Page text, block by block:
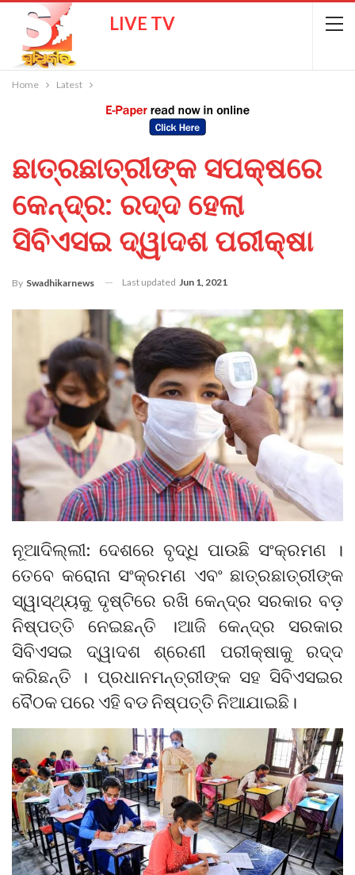
LIVE TV
Home Latest
ଛାତ୍ରଛାତ୍ରୀଙ୍କ ସପକ୍ଷରେ
କେନ୍ଦ୍ର: ରଦ୍ଦ ହେଲା
ସିବିଏସଇ ଦ୍ୱାଦଶ ପରୀକ୍ଷା
By Swadhikarnews Last updated Jun 1, 2021
ନୂଆଦିଲ୍ଲୀ: ଦେଶରେ ବୃଦ୍ଧି ପାଉଛି ସଂକ୍ରମଣ ।
ତେବେ କରୋନା ସଂକ୍ରମଣ ଏବଂ ଛାତ୍ରଛାତ୍ରୀଙ୍କ
ସ୍ୱାସ୍ଥ୍ୟକୁ ଦୃଷ୍ଟିରେ ରଖି କେନ୍ଦ୍ର ସରକାର ବଡ଼
ନିଷ୍ପତ୍ତି ନେଇଛନ୍ତି ।ଆଜି କେନ୍ଦ୍ର ସରକାର
ସିବିଏସଇ ଦ୍ୱାଦଶ ଶ୍ରେଣୀ ପରୀକ୍ଷାକୁ ରଦ୍ଦ
କରିଛନ୍ତି । ପ୍ରଧାନମନ୍ତ୍ରୀଙ୍କ ସହ ସିବିଏସଇର
ବୈଠକ ପରେ ଏହି ବଡ ନିଷ୍ପତ୍ତି ନିଆଯାଇଛି।